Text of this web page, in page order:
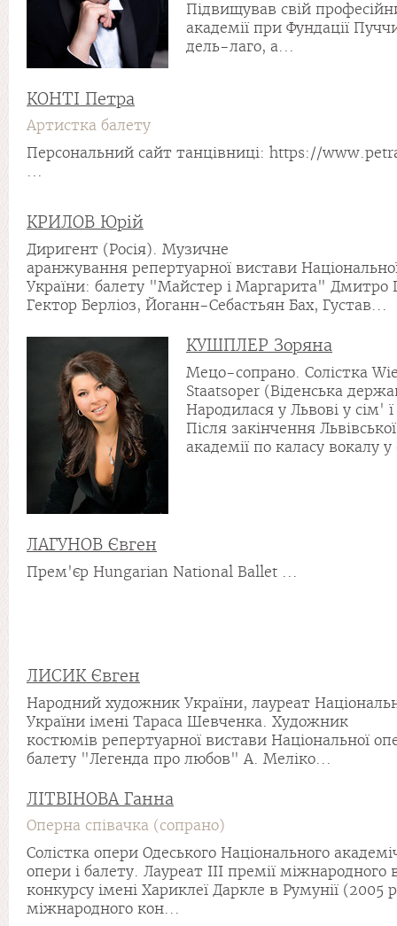
Підвищував свій
академії при Фундації
дель-лаго, а...
КОНТІ Петра
Артистка балету
Персональний сайт танцівниці: https://
...
КРИЛОВ Юрій
Диригент (Росія). Музичне
аранжування репертуарної вистави
України: балету "Майстер і Маргарита" Дмитро
Гектор Берліоз, Йоганн-Себастьян Бах, Густав...
КУШПЛЕР Зоряна
Мецо-сопрано. Солістка
Staatsoper (Віденська
Народилася у Львові у сім'
Після закінчення
академії по каласу вокалу
ЛАГУНОВ Євген
Прем'єр Hungarian National Ballet ...
ЛИСИК Євген
Народний художник України, лауреат
України імені Тараса Шевченка. Художник
костюмів репертуарної вистави Національної
балету "Легенда про любов" А. Меліко...
ЛІТВІНОВА Ганна
Оперна співачка (сопрано)
Солістка опери Одеського Національного
опери і балету. Лауреат ІІІ премії міжнародного
конкурсу імені Хариклеї Даркле в Румунії (2005
міжнародного кон...